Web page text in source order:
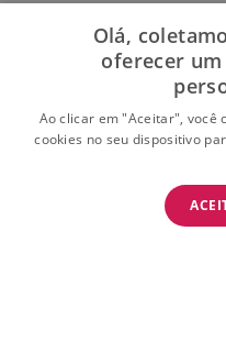
BAIXE O
E garanta
Olá,
oferecer
Ao clicar em "Aceitar", você
cookies no seu dispositivo